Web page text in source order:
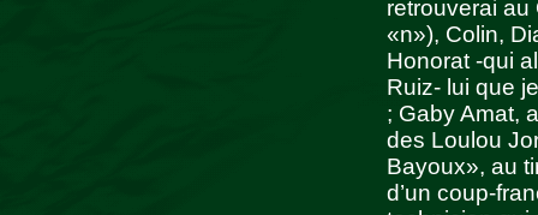
retrouverai
«n»), Colin,
Honorat -qui
Ruiz- lui que
; Gaby Amat,
des Loulou
Bayoux», au
d’un coup-